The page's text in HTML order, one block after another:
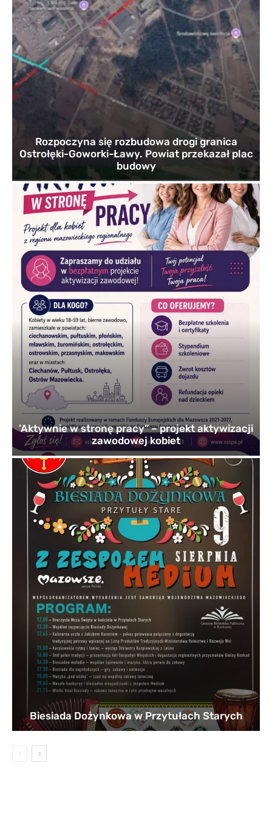
Rozpoczyna się rozbudowa drogi granica
Ostrołęki-Goworki-Ławy. Powiat przekazał plac
budowy
’Aktywnie w stronę pracy” – projekt aktywizacji
zawodowej kobiet
Biesiada Dożynkowa w Przytułach Starych